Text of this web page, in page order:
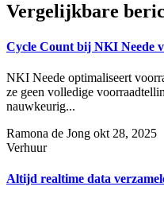
Vergelijkbare
Cycle Count bij NKI Neede
NKI Neede optimaliseert
ze geen volledige
nauwkeurig...
Ramona de Jong okt 28, 2025
Verhuur
Altijd realtime data